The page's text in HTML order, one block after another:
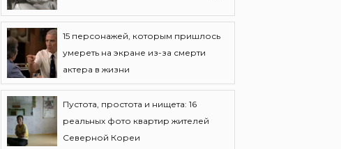
15 персонажей, которым пришлось
умереть на экране из-за смерти
актера в жизни
Пустота, простота и нищета: 16
реальных фото квартир жителей
Северной Кореи